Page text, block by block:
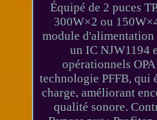
Équipé de 2 puces
300W×2 ou
module
un IC NJW1194
opérationnels
technologie PFFB, qui
charge, améliorant
qualité sonore.